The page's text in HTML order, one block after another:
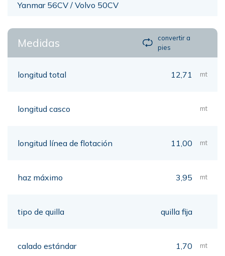
Yanmar 56CV / Volvo 50CV
Medidas
convertir a
pies
longitud total 12,71 mt
longitud casco mt
longitud línea de flotación 11,00 mt
haz máximo 3,95 mt
tipo de quilla quilla fija
calado estándar 1,70 mt